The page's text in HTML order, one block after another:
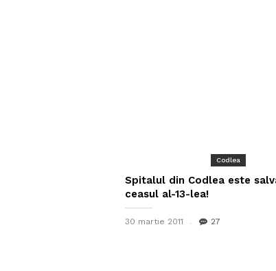
Codlea
Spitalul din Codlea este
ceasul al-13-lea!
30 martie 2011 27